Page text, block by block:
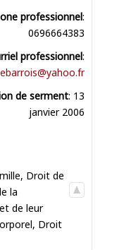
professionnel:
0696664383
professionnel:
de serment: 13
janvier 2006
, Droit de
la
de leur
, Droit